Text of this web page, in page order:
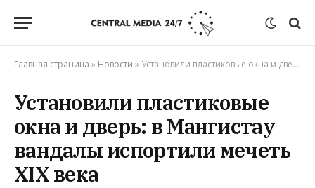
Главная страница » Новости » Установили пластиковые окна и дверь: в Мангистау вандалы испортили мечеть XIX века
Установили пластиковые
окна и дверь: в Мангистау
вандалы испортили мечеть
XIX века